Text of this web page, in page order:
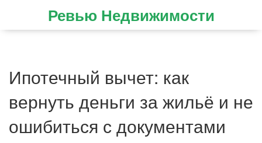
Ревью Недвижимости
Ипотечный вычет: как
вернуть деньги за жильё и не
ошибиться с документами